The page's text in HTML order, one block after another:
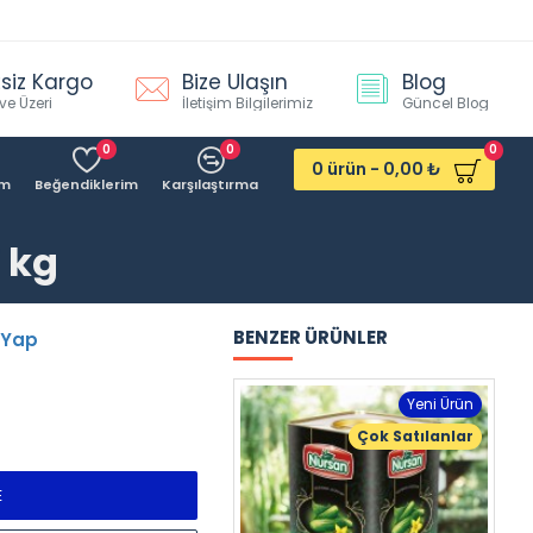
Kargo
Üzeri
Bize Ulaşın
İletişim Bilgilerimiz
Blog
Güncel Blog
Beğendiklerim
0
Karşılaştırma
0
0 ürün - 0,00 ₺
0
kg
BENZER ÜRÜNLER
Yeni Ürün
Çok Satılanlar